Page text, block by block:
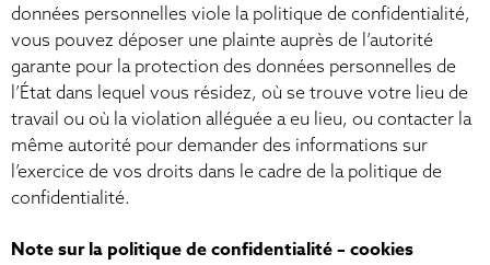
données personnelles viole la politique de confidentialité,
vous pouvez déposer une plainte auprès de l’autorité
garante pour la protection des données personnelles de
l’État dans lequel vous résidez, où se trouve votre lieu de
travail ou où la violation alléguée a eu lieu, ou contacter la
même autorité pour demander des informations sur
l’exercice de vos droits dans le cadre de la politique de
confidentialité.
Note sur la politique de confidentialité – cookies